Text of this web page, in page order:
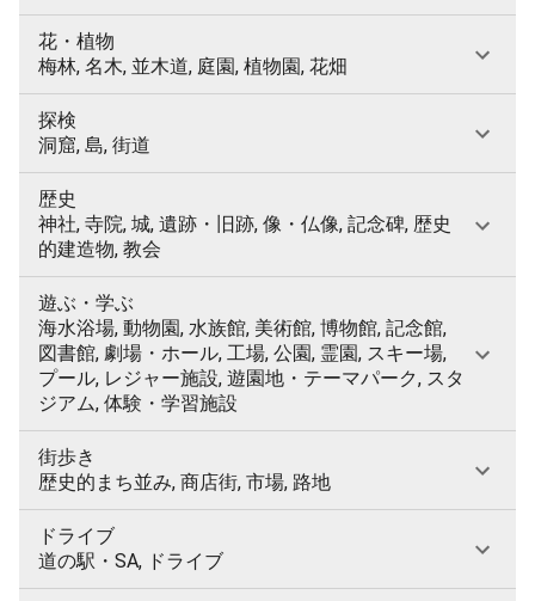
花・植物
梅林, 名木, 並木道, 庭園, 植物園, 花畑
探検
洞窟, 島, 街道
歴史
神社, 寺院, 城, 遺跡・旧跡, 像・仏像, 記念碑, 歴史
的建造物, 教会
遊ぶ・学ぶ
海水浴場, 動物園, 水族館, 美術館, 博物館, 記念館,
図書館, 劇場・ホール, 工場, 公園, 霊園, スキー場,
プール, レジャー施設, 遊園地・テーマパーク, スタ
ジアム, 体験・学習施設
街歩き
歴史的まち並み, 商店街, 市場, 路地
ドライブ
道の駅・SA, ドライブ